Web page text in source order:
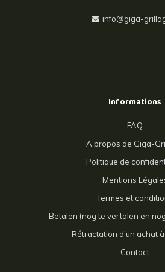
info@giga-
Informations
FAQ
A propos de Giga-
Politique de
Mentions
Termes et
Betalen (nog te vertalen en
Rétractation d’un achat
Contact